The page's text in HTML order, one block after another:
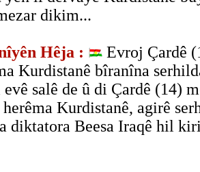
dikim...
Hêja :
Evroj Çardê
Kurdistanê bîranîna
salê de û di Çardê (14)
Kurdistanê, agirê
diktatora Beesa Iraqê hil